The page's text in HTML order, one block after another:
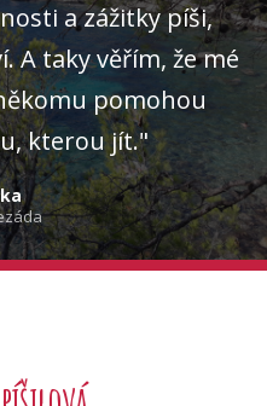
a zážitky píši,
A taky věřím, že mé
pomohou
kterou jít."